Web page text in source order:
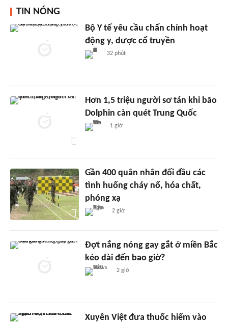
TIN NÓNG
Bộ Y tế yêu cầu chấn chỉnh hoạt
động y, dược cổ truyền
32 phút
Hơn 1,5 triệu người sơ tán khi bão
Dolphin càn quét Trung Quốc
1 giờ
Gần 400 quân nhân đối đầu các
tình huống cháy nổ, hóa chất,
phóng xạ
2 giờ
Đợt nắng nóng gay gắt ở miền Bắc
kéo dài đến bao giờ?
2 giờ
Xuyên Việt đưa thuốc hiếm vào